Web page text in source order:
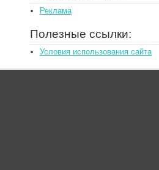
Реклама
Полезные ссылки:
Условия использования сайта